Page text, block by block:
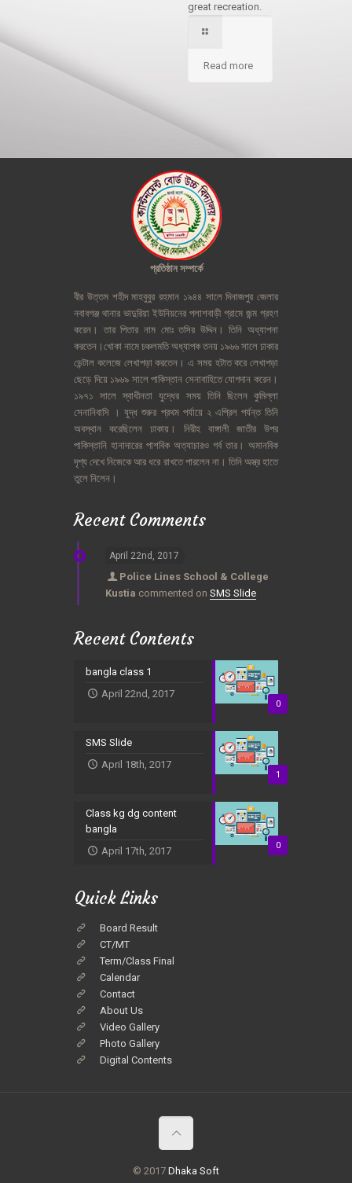
great recreation.
Read more
প্রতিষ্ঠান সম্পর্কে
বীর উত্তম শহীদ মাহবুবুর রহমান ১৯৪৪ সালে দিনাজপুর জেলার
নবাবগঞ্জ থানার ভাদুরিয়া ইউনিয়নের পলাশবাড়ী গ্রামে জন্ম গ্রহণ
করেন।
তার পিতার নাম মোঃ তসির উদ্দিন। তিনি অধ্যাপনা
করতেন।খোকা নামে চঞ্চলমতি অধ্যাপক তনয় ১৯৬৬ সালে ঢাকার
ডেন্টাল কলেজে লেখাপড়া করতেন। এ সময় হটাত করে লেখাপড়া
ছেড়ে দিয়ে ১৯৬৯ সালে পাকিস্তান সেনাবাহিতে যোগদান করেন।
১৯৭১
সালে স্বাধীনতা যুদ্ধের সময় তিনি ছিলেন কুমিল্লা
সেনানিবাসি
। যুদ্ধ শুরুর প্রথম পর্যায়ে ২ এপ্রিল পর্যন্ত তিনি
অবস্থান
করেছিলেন ঢাকায়। নিরীহ বাঙ্গালী জাতীর
উপর
পাকিস্তানি হানাদারের পাশবিক অত্যাচারও গর্ব তার। অমানবিক
দৃশ্য দেখে নিজেকে আর ধরে রাখতে পারলেন না। তিনি অস্ত্র হাতে
তুলে নিলেন।
Recent Comments
April 22nd, 2017
Police Lines School & College
Kustia commented on SMS Slide
Recent Contents
0
bangla class 1
April 22nd, 2017
1
SMS Slide
April 18th, 2017
0
Class kg dg content
bangla
April 17th, 2017
Quick Links
Board Result
CT/MT
Term/Class Final
Calendar
Contact
About Us
Video Gallery
Photo Gallery
Digital Contents
© 2017 Dhaka Soft